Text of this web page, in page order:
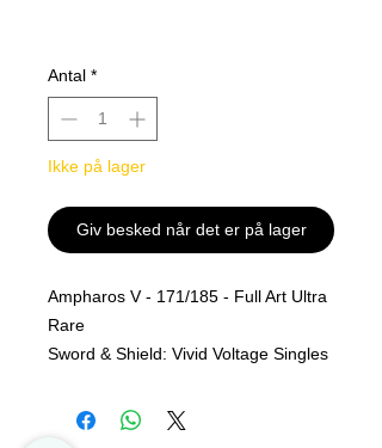
Antal *
Ikke på lager
Giv besked når det er på lager
Ampharos V - 171/185 - Full Art Ultra
Rare
Sword & Shield: Vivid Voltage Singles
Rarity
Full Art Ultra Rare